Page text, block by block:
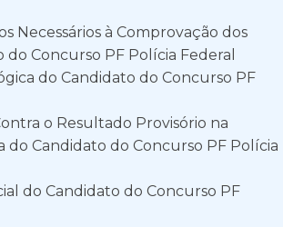
Necessários à Comprovação dos
Concurso PF Polícia Federal
do Candidato do Concurso PF
o Resultado Provisório na
do Candidato do Concurso PF Polícia
do Candidato do Concurso PF